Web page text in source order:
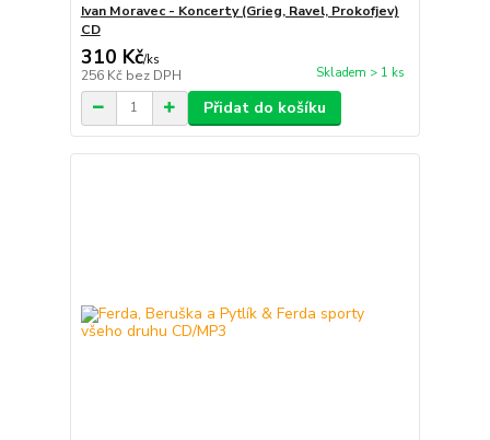
Ivan Moravec - Koncerty (Grieg, Ravel, Prokofjev)
CD
310 Kč/ks
256 Kč bez DPH Skladem > 1 ks
Přidat do košíku